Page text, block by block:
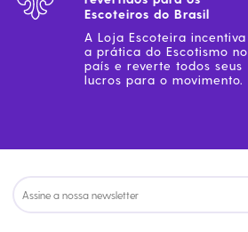
Escoteiros do Brasil
A Loja Escoteira incentiva
a prática do Escotismo no
país e reverte todos seus
lucros para o movimento.